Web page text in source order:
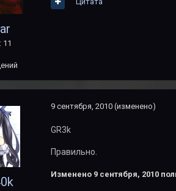
11
9 сентября, 2010 (изменено)
GR3k
Правильно.
Изменено 9 сентября, 2010